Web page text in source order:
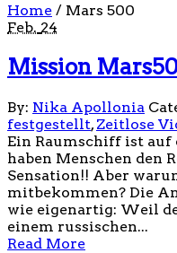
Home / Mars 500
Feb. 24
Mission
By: Nika Apollonia
festgestellt,Zeitlose
Ein Raumschiff ist auf
haben Menschen den
Sensation!! Aber
mitbekommen? Die
wie eigenartig: Weil
einem russischen...
Read More